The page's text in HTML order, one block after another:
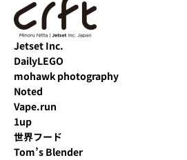
Jetset Inc.
DailyLEGO
mohawk photography
Noted
Vape.run
1up
世界フード
Tom’s Blender